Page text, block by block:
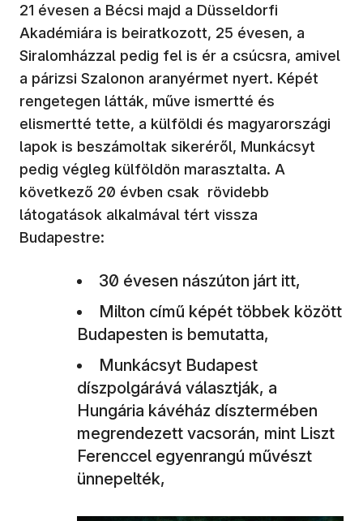
21 évesen a Bécsi majd a Düsseldorfi
Akadémiára is beiratkozott, 25 évesen, a
Siralomházzal pedig fel is ér a csúcsra, amivel
a párizsi Szalonon aranyérmet nyert. Képét
rengetegen látták, műve ismertté és
elismertté tette, a külföldi és magyarországi
lapok is beszámoltak sikeréről, Munkácsyt
pedig végleg külföldön marasztalta. A
következő 20 évben csak rövidebb
látogatások alkalmával tért vissza
Budapestre:
30 évesen nászúton járt itt,
Milton című képét többek között
Budapesten is bemutatta,
Munkácsyt Budapest
díszpolgárává választják, a
Hungária kávéház dísztermében
megrendezett vacsorán, mint Liszt
Ferenccel egyenrangú művészt
ünnepelték,